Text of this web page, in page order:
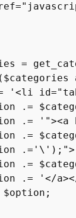
="
=
categories
'<li
.=
.=
'"><a
.=
.=
.=
.= '</
$option ;